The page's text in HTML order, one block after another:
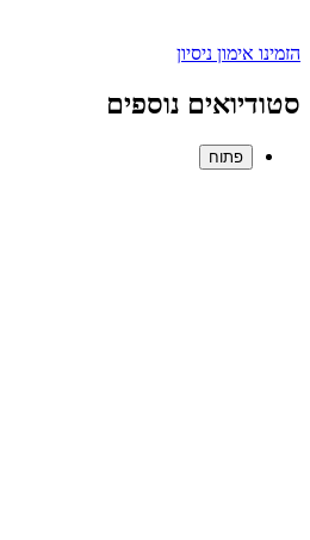
הזמינו אימון ניסיון
סטודיואים נוספים
פתוח